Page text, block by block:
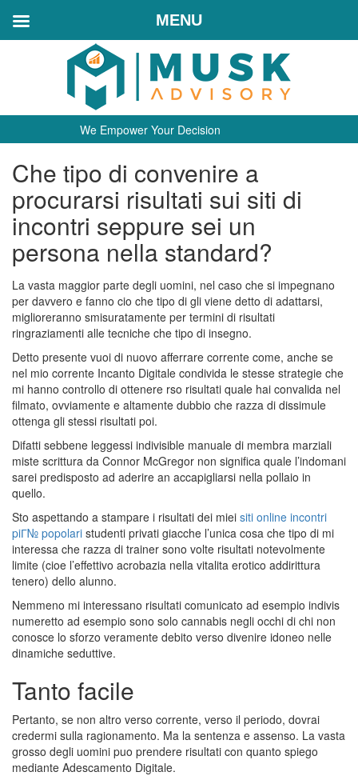
We Empower Your Decision
Che tipo di convenire a
procurarsi risultati sui siti di
incontri seppure sei un
persona nella standard?
La vasta maggior parte degli uomini, nel caso che si impegnano
per davvero e fanno cio che tipo di gli viene detto di adattarsi,
miglioreranno smisuratamente per termini di risultati
ringraziamenti alle tecniche che tipo di insegno.
Detto presente vuoi di nuovo afferrare corrente come, anche se
nel mio corrente Incanto Digitale condivida le stesse strategie che
mi hanno controllo di ottenere rso risultati quale hai convalida nel
filmato, ovviamente e altamente dubbio che razza di dissimule
ottenga gli stessi risultati poi.
Difatti sebbene leggessi indivisible manuale di membra marziali
miste scrittura da Connor McGregor non significa quale l’indomani
sarei predisposto ad aderire an accapigliarsi nella pollaio in
quello.
Sto aspettando a stampare i risultati dei miei siti online incontri
piГ№ popolari studenti privati giacche l’unica cosa che tipo di mi
interessa che razza di trainer sono volte risultati notevolmente
limite (cioe l’effettivo acrobazia nella vitalita erotico addirittura
tenero) dello alunno.
Nemmeno mi interessano risultati comunicato ad esempio indivis
numeretto ad esempio sono solo cannabis negli occhi di chi non
conosce lo sforzo veramente debito verso divenire idoneo nelle
dinamiche seduttive.
Tanto facile
Pertanto, se non altro verso corrente, verso il periodo, dovrai
credermi sulla ragionamento. Ma la sentenza e assenso. La vasta
grosso degli uomini puo prendere risultati con quanto spiego
mediante Adescamento Digitale.
MENU